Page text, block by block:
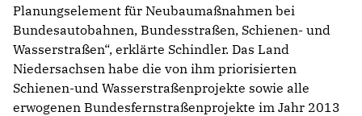
Planungselement für Neubaumaßnahmen bei
Bundesautobahnen, Bundesstraßen, Schienen- und
Wasserstraßen“, erklärte Schindler. Das Land
Niedersachsen habe die von ihm priorisierten
Schienen-und Wasserstraßenprojekte sowie alle
erwogenen Bundesfernstraßenprojekte im Jahr 2013